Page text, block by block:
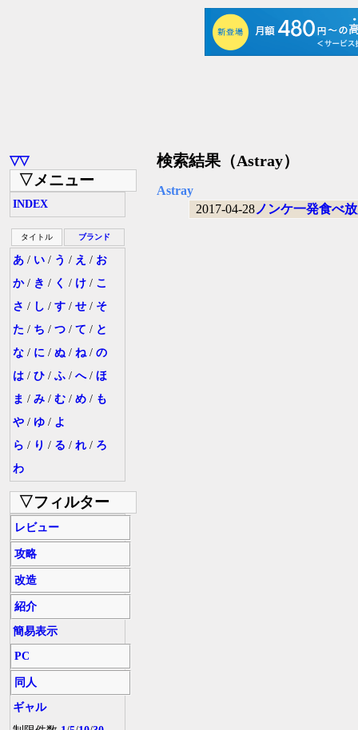
▽▽
▽メニュー
INDEX
タイトル ブランド
あ / い / う / え / お
か/ き / く / け / こ
さ / し / す / せ / そ
た / ち / つ / て / と
な / に / ぬ / ね / の
は / ひ / ふ / へ/ ほ
ま / み / む / め / も
や / ゆ / よ
ら / り / る / れ / ろ
わ
▽フィルター
レビュー
攻略
改造
紹介
簡易表示
PC
同人
ギャル
検索結果（Astray）
Astray
2017-04-28ノンケ一発食べ